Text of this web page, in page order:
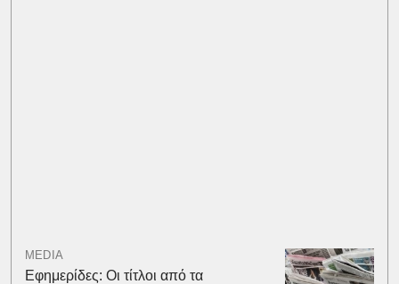
MEDIA
Εφημερίδες: Οι τίτλοι από τα